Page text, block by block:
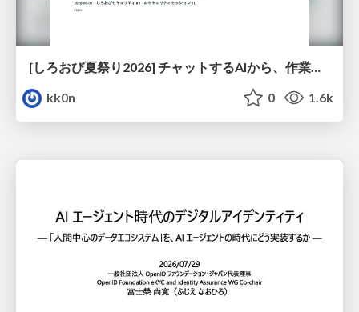
[しろおび夏祭り2026] チャットするAIから、作業するAIへ - 使われ方の変化と、その裏側で起きていること
kk0n
0 1.6k